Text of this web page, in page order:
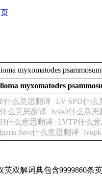
myxomatodes psammosum
myxomatodes
什么意思翻译 LV SPD什么
么意思翻译
lvswi什么意思
什么意思翻译
LVTP什么
Savi什么意思翻译
英双解词典包含9999860条